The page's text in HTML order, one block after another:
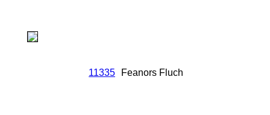
11335 Feanors Fluch